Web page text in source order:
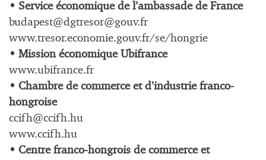
• Service économique de l’ambassade de France
budapest@dgtresor@gouv.fr
www.tresor.economie.gouv.fr/se/hongrie
• Mission économique Ubifrance
www.ubifrance.fr
• Chambre de commerce et d’industrie franco-
hongroise
ccifh@ccifh.hu
www.ccifh.hu
• Centre franco-hongrois de commerce et